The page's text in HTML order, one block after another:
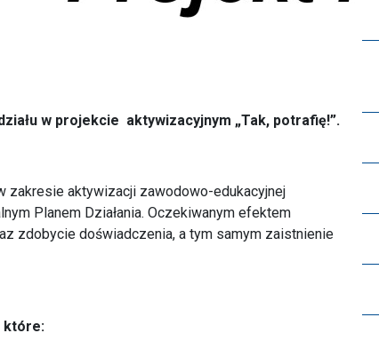
w projekcie aktywizacyjnym „Tak, potrafię!”.
zakresie aktywizacji zawodowo-edukacyjnej
Planem Działania. Oczekiwanym efektem
zdobycie doświadczenia, a tym samym zaistnienie
które: